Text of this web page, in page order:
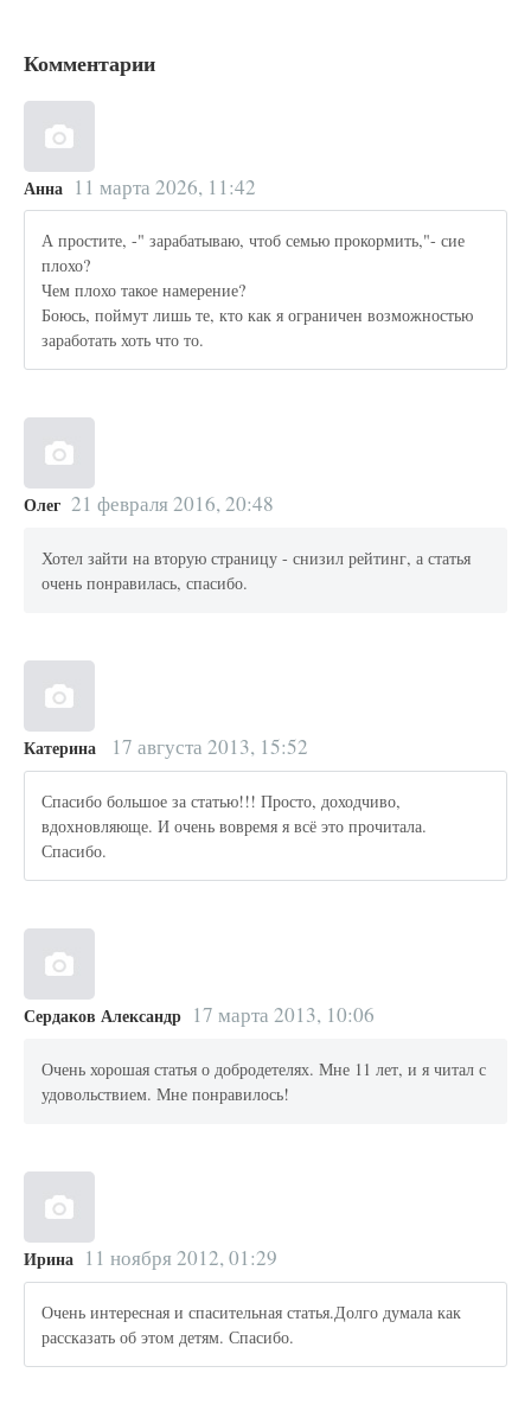
Комментарии
Анна 11 марта 2026, 11:42
А простите, -" зарабатываю, чтоб семью прокормить,"- сие
плохо?
Чем плохо такое намерение?
Боюсь, поймут лишь те, кто как я ограничен возможностью
заработать хоть что то.
Олег 21 февраля 2016, 20:48
Хотел зайти на вторую страницу - снизил рейтинг, а статья
очень понравилась, спасибо.
Катерина 17 августа 2013, 15:52
Спасибо большое за статью!!! Просто, доходчиво,
вдохновляюще. И очень вовремя я всё это прочитала.
Спасибо.
Сердаков Александр 17 марта 2013, 10:06
Очень хорошая статья о добродетелях. Мне 11 лет, и я читал с
удовольствием. Мне понравилось!
Ирина 11 ноября 2012, 01:29
Очень интересная и спасительная статья.Долго думала как
рассказать об этом детям. Спасибо.